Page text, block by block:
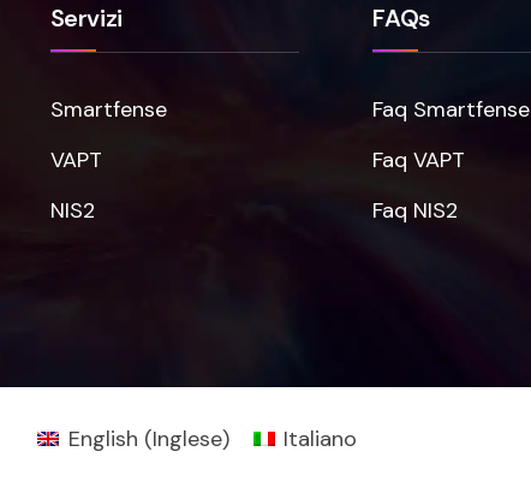
Servizi
Smartfense
VAPT
NIS2
FAQs
Faq Smartfense
Faq VAPT
Faq NIS2
English (Inglese) Italiano